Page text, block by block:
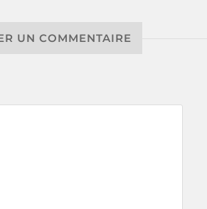
UN COMMENTAIRE